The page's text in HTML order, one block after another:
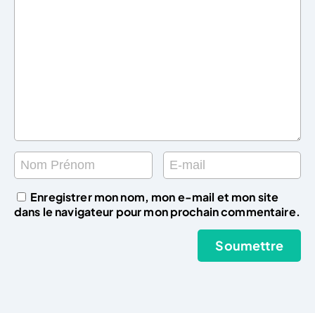
Enregistrer mon nom, mon e-mail et mon site
dans le navigateur pour mon prochain commentaire.